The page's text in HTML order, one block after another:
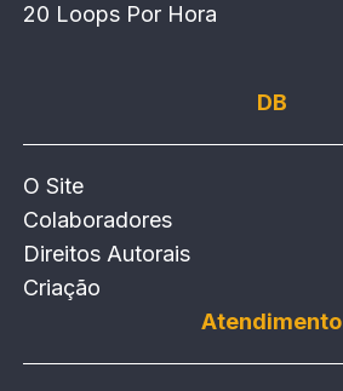
20 Loops Por Hora
DB
O Site
Colaboradores
Direitos Autorais
Criação
Atendimento